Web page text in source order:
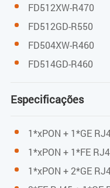
Indicadores
Alimentação
Adaptador de
Consumo de
Dimensões e Peso
FD512XW-R470
FD512GD-R550
FD504XW-R460
FD514GD-R460
Especificações
1*xPON + 1*GE
1*xPON + 1*FE
1*xPON + 2*GE